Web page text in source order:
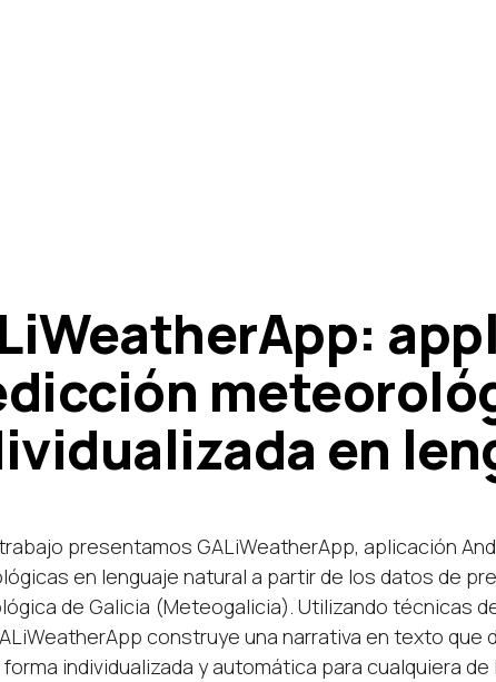
en
presentamos GALiWeatherApp, aplicación
en lenguaje natural a partir de los datos de
de Galicia (Meteogalicia). Utilizando técnicas
construye una narrativa en texto
individualizada y automática para cualquiera